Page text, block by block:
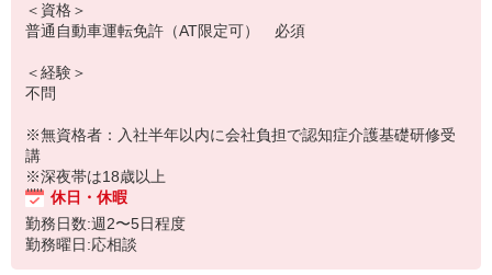
＜資格＞
普通自動車運転免許（AT限定可） 必須
＜経験＞
不問
※無資格者：入社半年以内に会社負担で認知症介護基礎研修受
講
※深夜帯は18歳以上
休日・休暇
勤務日数:週2〜5日程度
勤務曜日:応相談